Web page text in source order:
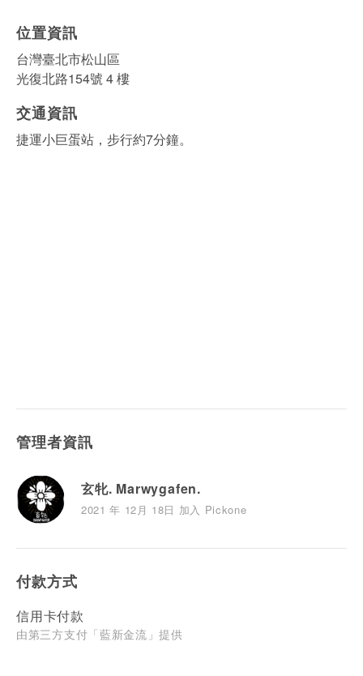
位置資訊
台灣臺北市松山區
光復北路154號 4 樓
交通資訊
捷運小巨蛋站，步行約7分鐘。
管理者資訊
玄牝. Marwygafen.
2021 年 12月 18日 加入 Pickone
付款方式
信用卡付款
由第三方支付「藍新金流」提供